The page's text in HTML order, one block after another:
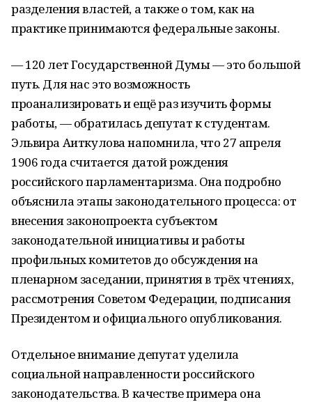
разделения властей, а также о том, как на
практике принимаются федеральные законы.
— 120 лет Государственной Думы — это большой
путь. Для нас это возможность
проанализировать и ещё раз изучить формы
работы, — обратилась депутат к студентам.
Эльвира Аиткулова напомнила, что 27 апреля
1906 года считается датой рождения
российского парламентаризма. Она подробно
объяснила этапы законодательного процесса: от
внесения законопроекта субъектом
законодательной инициативы и работы
профильных комитетов до обсуждения на
пленарном заседании, принятия в трёх чтениях,
рассмотрения Советом Федерации, подписания
Президентом и официального опубликования.
Отдельное внимание депутат уделила
социальной направленности российского
законодательства. В качестве примера она